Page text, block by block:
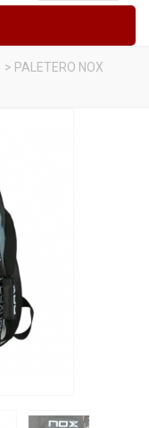
> PALETERO NOX